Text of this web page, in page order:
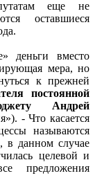
еще не
оставшиеся
деньги вместо
мера, но
к прежней
постоянной
Андрей
- Что касается
называются
в данном случае
целевой и
предложения